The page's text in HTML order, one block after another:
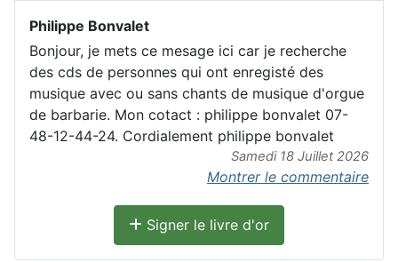
Philippe Bonvalet
Bonjour, je mets ce mesage ici car je recherche
des cds de personnes qui ont enregisté des
musique avec ou sans chants de musique d'orgue
de barbarie. Mon cotact : philippe bonvalet 07-
48-12-44-24. Cordialement philippe bonvalet
Samedi 18 Juillet 2026
Montrer le commentaire
Signer le livre d'or